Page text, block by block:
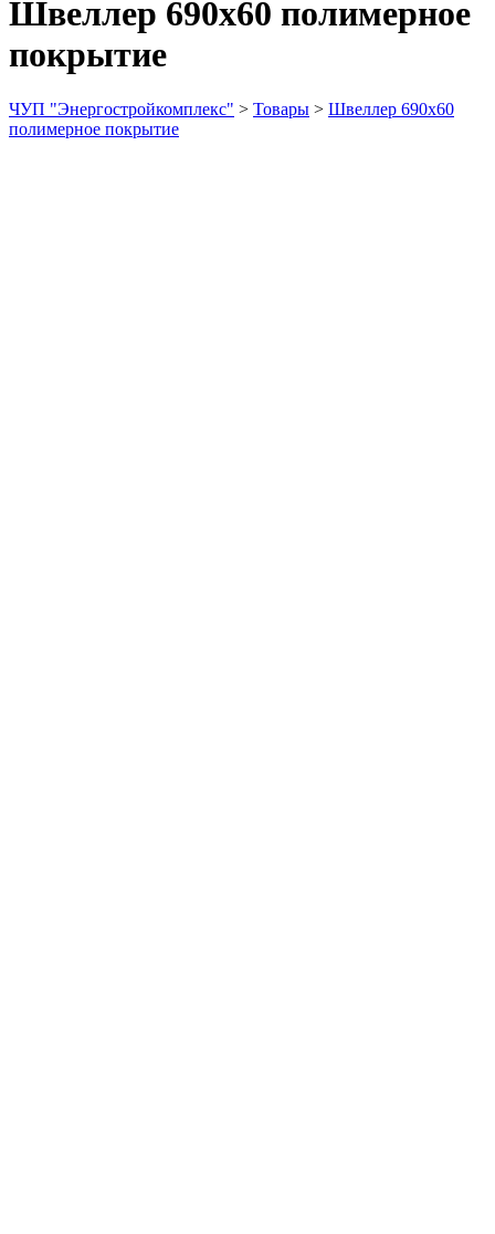
Швеллер 690х60 полимерное
покрытие
ЧУП "Энергостройкомплекс" > Товары > Швеллер 690х60
полимерное покрытие